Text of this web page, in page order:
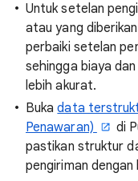
Untuk setelan
atau yang
perbaiki setelan
sehingga biaya
lebih akurat.
Bukadata
Penawaran)
di
pastikan struktur
pengiriman dengan